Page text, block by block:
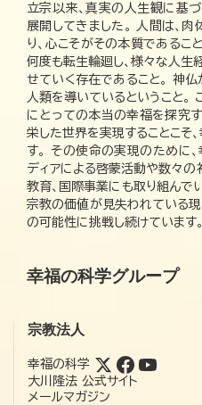
立宗以来、真実の人生観に基づ
展開してきました。 人間は、
り、心こそがその本質であるこ
何度も転生輪廻し、様々な人生
せていく存在であること。 神仏
人類を導いているということ。
にとっての本当の幸福を探究
栄した世界を実現することこそ
す。 その使命の実現のために
ディアによる啓蒙活動や数々の
教育、国際事業にも取り組んで
宗教の価値が見失われている
の可能性に挑戦し続けています。
幸福の科学グループ
宗教法人
幸福の科学
大川隆法 公式サイト
メールマガジン